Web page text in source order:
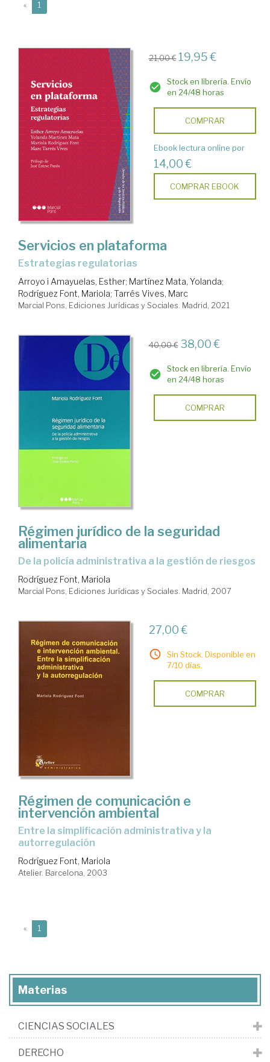
« 1
21,00 € 19,95 €
Stock en librería. Envío
en 24/48 horas
COMPRAR
Ebook lectura online por
14,00 €
COMPRAR EBOOK
Servicios en plataforma
estrategias regulatorias
Arroyo i Amayuelas, Esther; Martínez Mata, Yolanda;
Rodríguez Font, Mariola; Tarrés Vives, Marc
Marcial Pons, Ediciones Jurídicas y Sociales. Madrid, 2021
40,00 € 38,00 €
Stock en librería. Envío
en 24/48 horas
COMPRAR
Régimen jurídico de la seguridad
alimentaria
De la policía administrativa a la gestión de riesgos
Rodríguez Font, Mariola
Marcial Pons, Ediciones Jurídicas y Sociales. Madrid, 2007
27,00 €
Sin Stock. Disponible en
7/10 días.
COMPRAR
Régimen de comunicación e
intervención ambiental
Entre la simplificación administrativa y la
autorregulación
Rodríguez Font, Mariola
Atelier. Barcelona, 2003
« 1
Materias
CIENCIAS SOCIALES
DERECHO